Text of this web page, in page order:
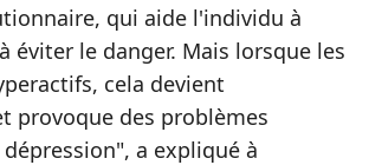
qui aide l'individu à
éviter le danger. Mais lorsque les
cela devient
provoque des problèmes
a expliqué à